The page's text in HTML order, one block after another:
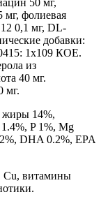
50 мг,
мг, фолиевая
0,1 мг, DL-
добавки:
1x109 КОЕ.
из
40 мг.
мг.
жиры 14%,
P 1%, Mg
DHA 0.2%, EPA
Cu, витамины